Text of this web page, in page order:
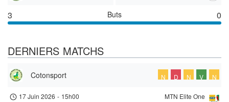
3 Buts 0
DERNIERS MATCHS
Cotonsport N D N V N
MTN Elite One
17 Juin 2026 - 15h00